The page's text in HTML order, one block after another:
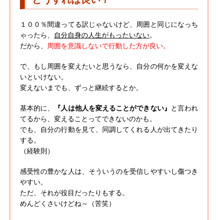
１００％間違ってる訳じゃないけど、周囲と同じになっち
ゃったら、
自分自身の人生がもったいない。
だから、
周囲を意識しないで行動した方が良い。
で、もし周囲を変えたいと思うなら、自分の何かを変えな
いといけない。
変えないまでも、ずっと継続するとか。
基本的に、 『人は他人を変えることができない』
と言われ
てるから、変えることってできないのかも。
でも、自分の行動を見て、同調してくれる人が出てきたり
する。
（経験則）
感受性の豊かな人は、そういうのを受信しやすいし傷つき
やすい。
ただ、それが役目だったりもする。
めんどくさいけどね～（苦笑）